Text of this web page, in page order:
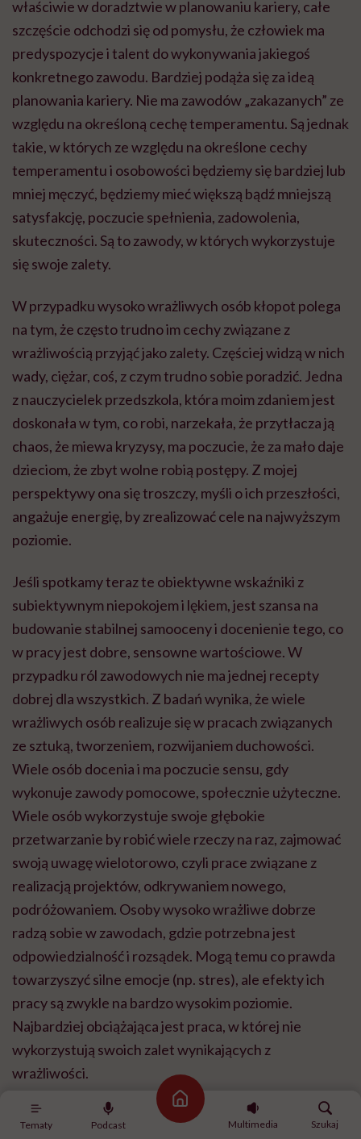
Tematy Podcast
Strona główna
Multimedia
Szukaj
właściwie w doradztwie w planowaniu kariery, całe
szczęście odchodzi się od pomysłu, że człowiek ma
predyspozycje i talent do wykonywania jakiegoś
konkretnego zawodu. Bardziej podąża się za ideą
planowania kariery. Nie ma zawodów „zakazanych” ze
względu na określoną cechę temperamentu. Są jednak
takie, w których ze względu na określone cechy
temperamentu i osobowości będziemy się bardziej lub
mniej męczyć, będziemy mieć większą bądź mniejszą
satysfakcję, poczucie spełnienia, zadowolenia,
skuteczności. Są to zawody, w których wykorzystuje
się swoje zalety.
W przypadku wysoko wrażliwych osób kłopot polega
na tym, że często trudno im cechy związane z
wrażliwością przyjąć jako zalety. Częściej widzą w nich
wady, ciężar, coś, z czym trudno sobie poradzić. Jedna
z nauczycielek przedszkola, która moim zdaniem jest
doskonała w tym, co robi, narzekała, że przytłacza ją
chaos, że miewa kryzysy, ma poczucie, że za mało daje
dzieciom, że zbyt wolne robią postępy. Z mojej
perspektywy ona się troszczy, myśli o ich przeszłości,
angażuje energię, by zrealizować cele na najwyższym
poziomie.
Jeśli spotkamy teraz te obiektywne wskaźniki z
subiektywnym niepokojem i lękiem, jest szansa na
budowanie stabilnej samooceny i docenienie tego, co
w pracy jest dobre, sensowne wartościowe. W
przypadku ról zawodowych nie ma jednej recepty
dobrej dla wszystkich. Z badań wynika, że wiele
wrażliwych osób realizuje się w pracach związanych
ze sztuką, tworzeniem, rozwijaniem duchowości.
Wiele osób docenia i ma poczucie sensu, gdy
wykonuje zawody pomocowe, społecznie użyteczne.
Wiele osób wykorzystuje swoje głębokie
przetwarzanie by robić wiele rzeczy na raz, zajmować
swoją uwagę wielotorowo, czyli prace związane z
realizacją projektów, odkrywaniem nowego,
podróżowaniem. Osoby wysoko wrażliwe dobrze
radzą sobie w zawodach, gdzie potrzebna jest
odpowiedzialność i rozsądek. Mogą temu co prawda
towarzyszyć silne emocje (np. stres), ale efekty ich
pracy są zwykle na bardzo wysokim poziomie.
Najbardziej obciążająca jest praca, w której nie
wykorzystują swoich zalet wynikających z
wrażliwości.
POLECAMY